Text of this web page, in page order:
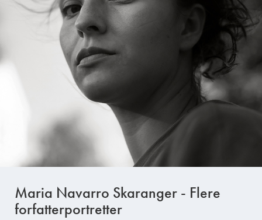
Maria Navarro Skaranger - Flere
forfatterportretter